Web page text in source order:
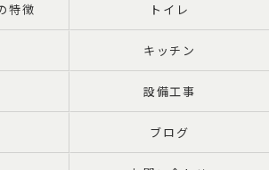
特徴 トイレ
キッチン
設備工事
ブログ